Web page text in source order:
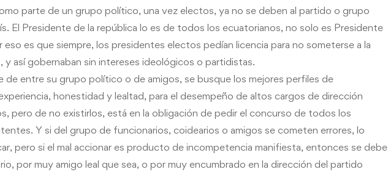
parte de un grupo político, una vez electos, ya no se deben al partido o grupo
El Presidente de la república lo es de todos los ecuatorianos, no solo es Presidente
eso es que siempre, los presidentes electos pedían licencia para no someterse a la
y así gobernaban sin intereses ideológicos o partidistas.
de entre su grupo político o de amigos, se busque los mejores perfiles de
honestidad y lealtad, para el desempeño de altos cargos de dirección
pero de no existirlos, está en la obligación de pedir el concurso de todos los
Y si del grupo de funcionarios, coidearios o amigos se cometen errores, lo
pero si el mal accionar es producto de incompetencia manifiesta, entonces se debe
por muy amigo leal que sea, o por muy encumbrado en la dirección del partido